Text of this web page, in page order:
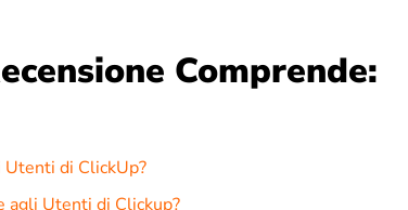
Comprende:
Utenti di ClickUp?
agli Utenti di Clickup?